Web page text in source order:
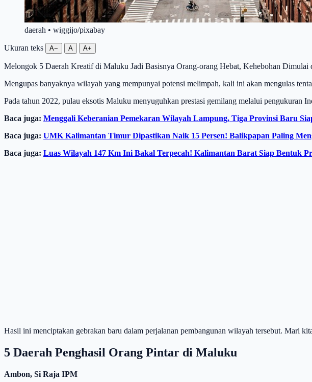
daerah • wiggijo/pixabay
Ukuran teks A− A A+
Melongok 5 Daerah Kreatif di Maluku Jadi Basisnya Orang-orang Hebat, Kehebohan
Mengupas banyaknya wilayah yang mempunyai potensi melimpah, kali ini akan mengulas
Pada tahun 2022, pulau eksotis Maluku menyuguhkan prestasi gemilang melalui pengukuran
Baca juga: Menggali Keberanian Pemekaran Wilayah Lampung, Tiga Provinsi Baru
Baca juga: UMK Kalimantan Timur Dipastikan Naik 15 Persen! Balikpapan Paling
Baca juga: Luas Wilayah 147 Km Ini Bakal Terpecah! Kalimantan Barat Siap Bentuk
Hasil ini menciptakan gebrakan baru dalam perjalanan pembangunan wilayah tersebut. Mari
5 Daerah Penghasil Orang Pintar di Maluku
Ambon, Si Raja IPM